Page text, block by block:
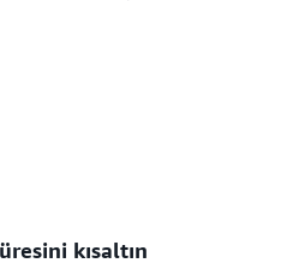
kısaltın